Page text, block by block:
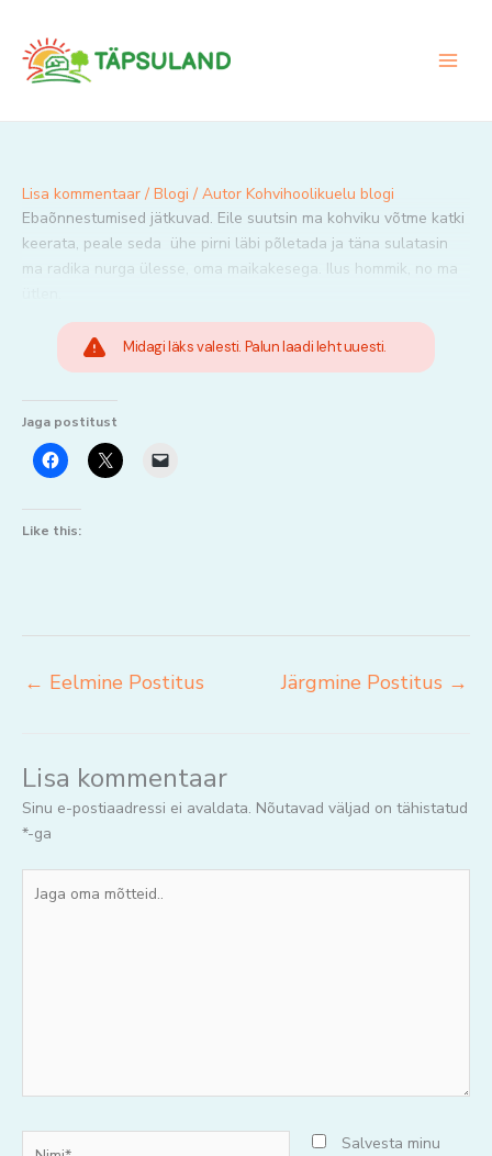
content
Lisa kommentaar / Blogi / Autor Kohvihoolikuelu blogi
Ebaõnnestumised jätkuvad. Eile suutsin ma kohviku võtme katki
keerata, peale seda ühe pirni läbi põletada ja täna sulatasin
ma radika nurga ülesse, oma maikakesega. Ilus hommik, no ma
Midagi läks valesti. Palun laadi leht uuesti.
Jaga postitust
Like this:
← Eelmine Postitus Järgmine Postitus →
Lisa kommentaar
Sinu e-postiaadressi ei avaldata. Nõutavad väljad on tähistatud
*-ga
oma
Salvesta minu